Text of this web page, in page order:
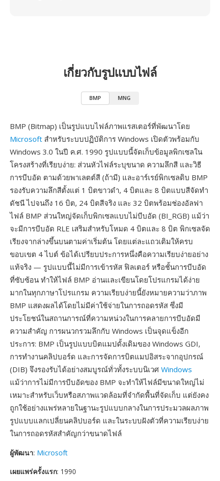
เกี่ยวกับรูปแบบไฟล์
BMP MNG
BMP (Bitmap) เป็นรูปแบบไฟล์ภาพแรสเตอร์ที่พัฒนาโดย
Microsoft สำหรับระบบปฏิบัติการ Windows เปิดตัวพร้อมกับ
Windows 3.0 ในปี ค.ศ. 1990 รูปแบบนี้จัดเก็บข้อมูลพิกเซลใน
โครงสร้างที่เรียบง่าย: ส่วนหัวไฟล์ระบุขนาด ความลึกสี และวิธี
การบีบอัด ตามด้วยพาเลตต์สี (ถ้ามี) และอาร์เรย์พิกเซลดิบ BMP
รองรับความลึกสีตั้งแต่ 1 บิตขาวดำ, 4 บิตและ 8 บิตแบบสีจัดทำ
ดัชนี ไปจนถึง 16 บิต, 24 บิตสีจริง และ 32 บิตพร้อมช่องอัลฟา
ไฟล์ BMP ส่วนใหญ่จัดเก็บพิกเซลแบบไม่บีบอัด (BI_RGB) แม้ว่า
จะมีการบีบอัด RLE เสริมสำหรับโหมด 4 บิตและ 8 บิต พิกเซลจัด
เรียงจากล่างขึ้นบนตามค่าเริ่มต้น โดยแต่ละแถวเติมให้ครบ
ขอบเขต 4 ไบต์ ข้อได้เปรียบประการหนึ่งคือความเรียบง่ายอย่าง
แท้จริง — รูปแบบนี้ไม่มีการเข้ารหัส ฟิลเตอร์ หรือชั้นการบีบอัด
ที่ซับซ้อน ทำให้ไฟล์ BMP อ่านและเขียนโดยโปรแกรมได้ง่าย
มากในทุกภาษาโปรแกรม ความเรียบง่ายนี้ยังหมายความว่าภาพ
BMP แสดงผลได้โดยไม่มีค่าใช้จ่ายในการถอดรหัส ซึ่งมี
ประโยชน์ในสถานการณ์ที่ความหน่วงในการคลายการบีบอัดมี
ความสำคัญ การผนวกรวมลึกกับ Windows เป็นจุดแข็งอีก
ประการ: BMP เป็นรูปแบบบิตแมปดั้งเดิมของ Windows GDI,
การทำงานคลิปบอร์ด และการจัดการบิตแมปอิสระจากอุปกรณ์
(DIB) จึงรองรับได้อย่างสมบูรณ์ทั่วทั้งระบบนิเวศ Windows
แม้ว่าการไม่มีการบีบอัดของ BMP จะทำให้ไฟล์มีขนาดใหญ่ไม่
เหมาะสำหรับเว็บหรือสภาพแวดล้อมที่จำกัดพื้นที่จัดเก็บ แต่ยังคง
ถูกใช้อย่างแพร่หลายในฐานะรูปแบบกลางในการประมวลผลภาพ
รูปแบบแลกเปลี่ยนคลิปบอร์ด และในระบบฝังตัวที่ความเรียบง่าย
ในการถอดรหัสสำคัญกว่าขนาดไฟล์
ผู้พัฒนา: Microsoft
เผยแพร่ครั้งแรก: 1990